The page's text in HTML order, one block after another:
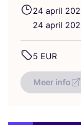
24 april
24 april
5 EUR
Meer info